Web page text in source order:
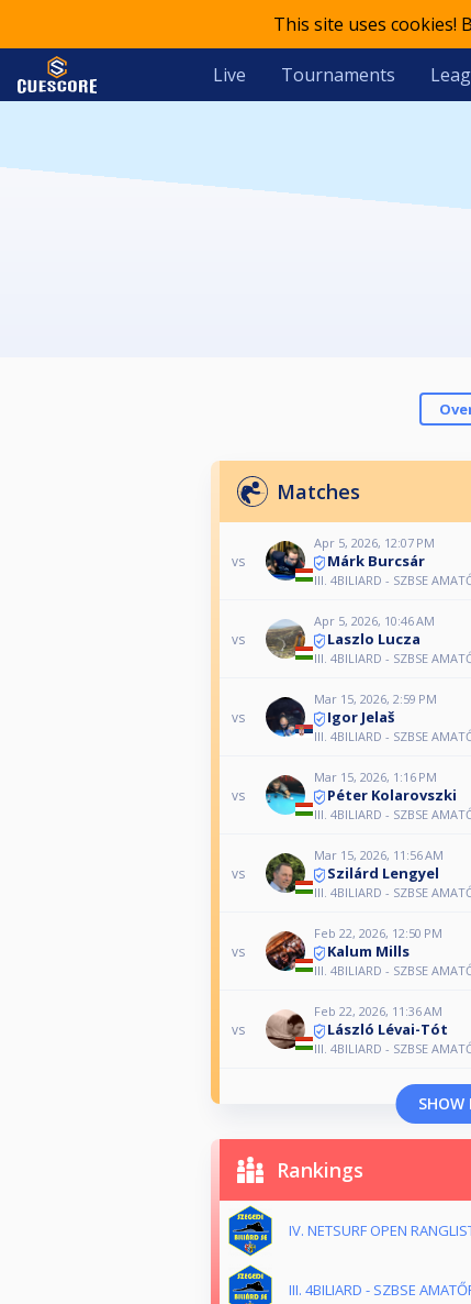
This site uses cookies!
Live Tournaments
Matches
vs
Apr 5, 2026, 12:07 PM
Márk Burcsár
III. 4BILIARD - SZBSE
vs
Apr 5, 2026, 10:46 AM
Laszlo Lucza
III. 4BILIARD - SZBSE
vs
Mar 15, 2026, 2:59 PM
Igor Jelaš
III. 4BILIARD - SZBSE
vs
Mar 15, 2026, 1:16 PM
Péter Kolarovszki
III. 4BILIARD - SZBSE
vs
Mar 15, 2026, 11:56 AM
Szilárd Lengyel
III. 4BILIARD - SZBSE
vs
Feb 22, 2026, 12:50 PM
Kalum Mills
III. 4BILIARD - SZBSE
vs
Feb 22, 2026, 11:36 AM
László Lévai-Tót
III. 4BILIARD - SZBSE
SHOW
Rankings
IV. NETSURF OPEN
III. 4BILIARD - SZBSE